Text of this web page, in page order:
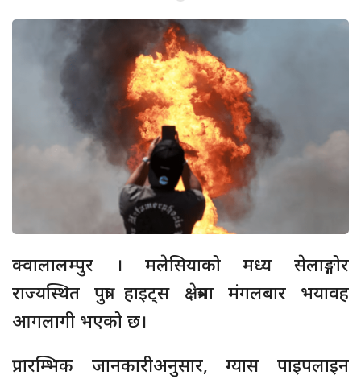
क्वालालम्पुर । मलेसियाको मध्य सेलाङ्गोर
राज्यस्थित पुत्रा हाइट्स क्षेत्रमा मंगलबार भयावह
आगलागी भएको छ।
प्रारम्भिक जानकारीअनुसार, ग्यास पाइपलाइन